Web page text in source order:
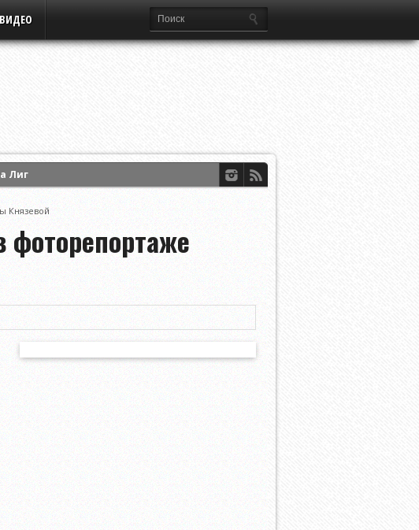
ВИДЕО
Лиги конференций УЕФА
Князевой